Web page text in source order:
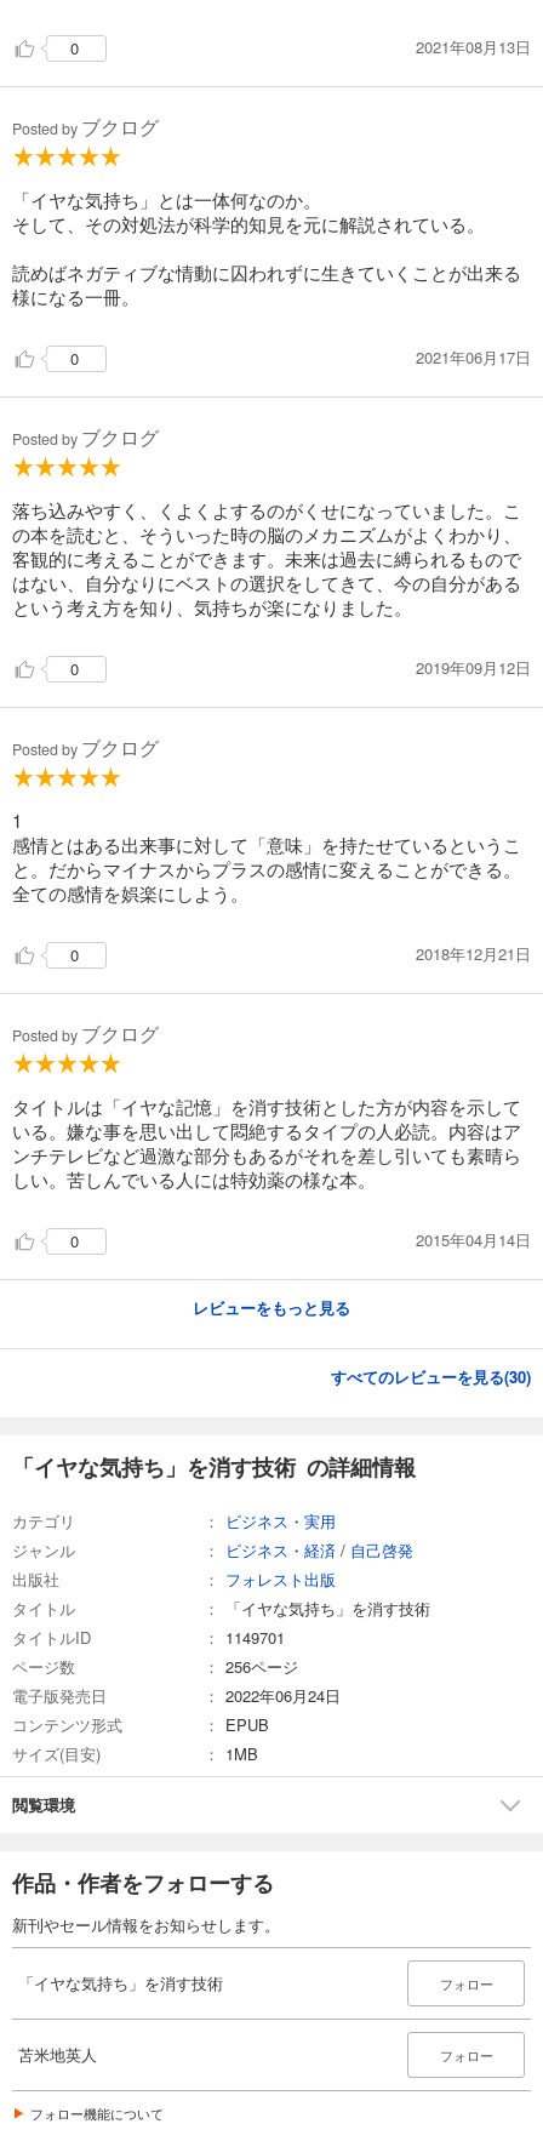
0 2021年08月13日
Posted by ブクログ
「イヤな気持ち」とは一体何なのか。
そして、その対処法が科学的知見を元に解説されている。
読めばネガティブな情動に囚われずに生きていくことが出来る
様になる一冊。
0 2021年06月17日
Posted by ブクログ
落ち込みやすく、くよくよするのがくせになっていました。こ
の本を読むと、そういった時の脳のメカニズムがよくわかり、
客観的に考えることができます。未来は過去に縛られるもので
はない、自分なりにベストの選択をしてきて、今の自分がある
という考え方を知り、気持ちが楽になりました。
0 2019年09月12日
Posted by ブクログ
1
感情とはある出来事に対して「意味」を持たせているというこ
と。だからマイナスからプラスの感情に変えることができる。
全ての感情を娯楽にしよう。
0 2018年12月21日
Posted by ブクログ
タイトルは「イヤな記憶」を消す技術とした方が内容を示して
いる。嫌な事を思い出して悶絶するタイプの人必読。内容はア
ンチテレビなど過激な部分もあるがそれを差し引いても素晴ら
しい。苦しんでいる人には特効薬の様な本。
0 2015年04月14日
レビューをもっと見る
すべてのレビューを見る(30)
「イヤな気持ち」を消す技術 の詳細情報
カテゴリ
ビジネス・実用
ジャンル
ビジネス・経済 / 自己啓発
出版社
フォレスト出版
タイトル
「イヤな気持ち」を消す技術
タイトルID
1149701
ページ数
256ページ
電子版発売日
2022年06月24日
コンテンツ形式
EPUB
サイズ(目安)
1MB
閲覧環境
作品・作者をフォローする
新刊やセール情報をお知らせします。
「イヤな気持ち」を消す技術 フォロー
苫米地英人 フォロー
フォロー機能について